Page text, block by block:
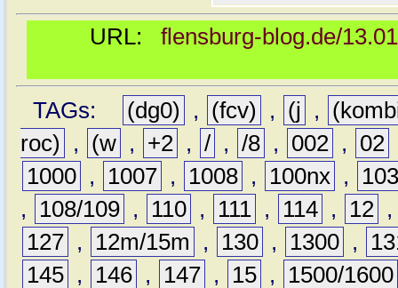
URL: flensburg-blog.de/
TAGs: (dg0) , (fcv) , (j ,
roc)
, (w , +2 , / , /8 , 002 , 02
1000 , 1007 , 1008 , 100nx ,
,
108/109 , 110 , 111 , 114 , 12
127 , 12m/15m , 130 , 1300 ,
145 , 146 , 147 , 15 ,
1500/1600